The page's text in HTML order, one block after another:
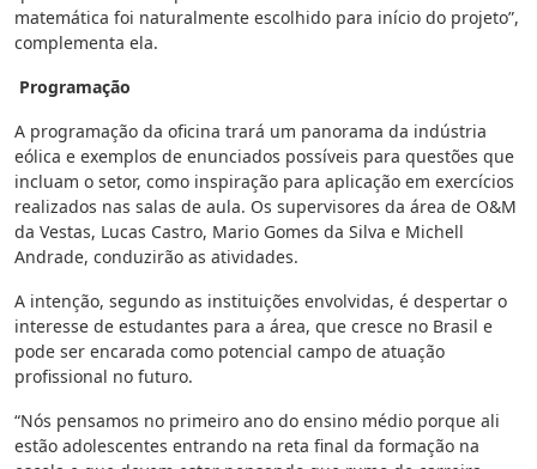
matemática foi naturalmente escolhido para início do projeto”,
complementa ela.
Programação
A programação da oficina trará um panorama da indústria
eólica e exemplos de enunciados possíveis para questões que
incluam o setor, como inspiração para aplicação em exercícios
realizados nas salas de aula. Os supervisores da área de O&M
da Vestas, Lucas Castro, Mario Gomes da Silva e Michell
Andrade, conduzirão as atividades.
A intenção, segundo as instituições envolvidas, é despertar o
interesse de estudantes para a área, que cresce no Brasil e
pode ser encarada como potencial campo de atuação
profissional no futuro.
“Nós pensamos no primeiro ano do ensino médio porque ali
estão adolescentes entrando na reta final da formação na